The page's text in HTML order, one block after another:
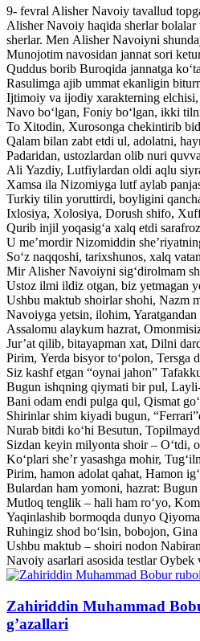
9- fevral Alisher Navoiy tavallud
Alisher Navoiy haqida sherlar
sherlar. Men Alisher Navoiyni
Munojotim navosidan jannat sori
Quddus borib Buroqida jannatga
Rasulimga ajib ummat ekanligin
Ijtimoiy va ijodiy xarakterning elchisi,
Navo bo‘lgan, Foniy bo‘lgan, ikki
To Xitodin, Xurosonga chekintirib
Qalam bilan zabt etdi ul, adolatni,
Padaridan, ustozlardan olib nuri
Ali Yazdiy, Lutfiylardan oldi aqlu
Xamsa ila Nizomiyga lutf aylab
Turkiy tilin yoruttirdi, boyligini
Ixlosiya, Xolosiya, Dorush shifo,
Qurib injil yoqasig‘a xalq etdi
U me’mordir Nizomiddin
So‘z naqqoshi, tarixshunos, xalq
Mir Alisher Navoiyni sig‘dirolmam
Ustoz ilmi ildiz otgan, biz yetmagan
Ushbu maktub shoirlar shohi, Nazm
Navoiyga yetsin, ilohim, Yaratgandan
Assalomu alaykum hazrat,
Jur’at qilib, bitayapman xat, Dilni
Pirim, Yerda bisyor to‘polon, Tersga
Siz kashf etgan “oynai jahon”
Bugun ishqning qiymati bir pul,
Bani odam endi pulga qul, Qismat
Shirinlar shim kiyadi bugun,
Nurab bitdi ko‘hi Besutun,
Sizdan keyin milyonta shoir – O‘tdi,
Ko‘plari she’r yasashga mohir,
Pirim, hamon adolat qahat, Hamon
Bulardan ham yomoni, hazrat:
Mutloq tenglik – hali ham ro‘yo,
Yaqinlashib bormoqda dunyo
Ruhingiz shod bo‘lsin, bobojon,
Ushbu maktub – shoiri nodon
Navoiy asarlari asosida testlar Oybek
Zahiriddin Muhammad
g’azallari